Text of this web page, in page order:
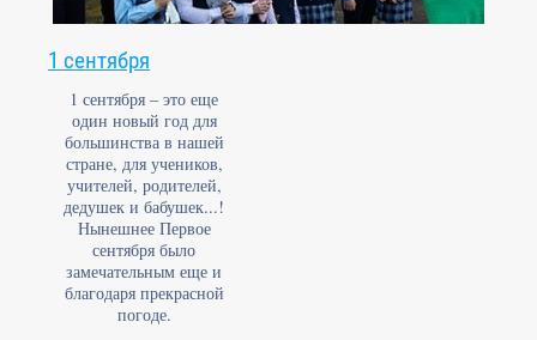
1 сентября
1 сентября – это еще
один новый год для
большинства в нашей
стране, для учеников,
учителей, родителей,
дедушек и бабушек...!
Нынешнее Первое
сентября было
замечательным еще и
благодаря прекрасной
погоде.